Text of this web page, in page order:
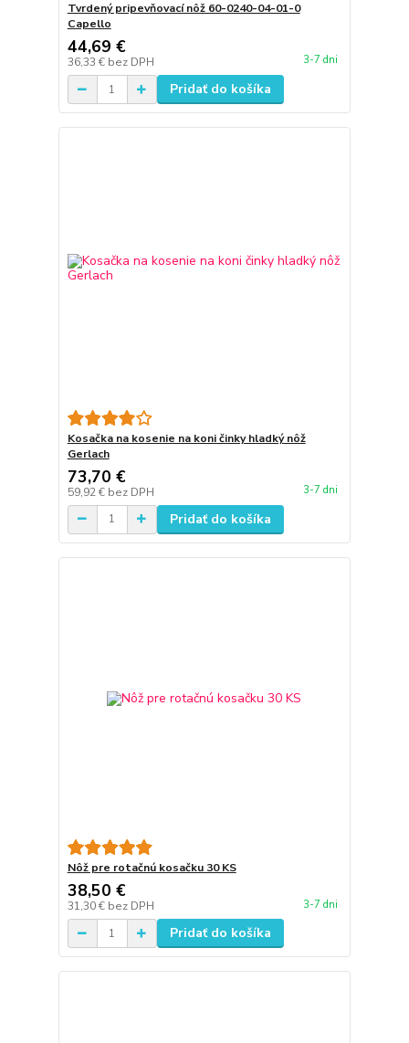
Tvrdený pripevňovací nôž 60-0240-04-01-0
Capello
44,69 €
36,33 € bez DPH 3-7 dni
Pridať do košíka
Kosačka na kosenie na koni činky hladký nôž
Gerlach
73,70 €
59,92 € bez DPH 3-7 dni
Pridať do košíka
Nôž pre rotačnú kosačku 30 KS
38,50 €
31,30 € bez DPH 3-7 dni
Pridať do košíka